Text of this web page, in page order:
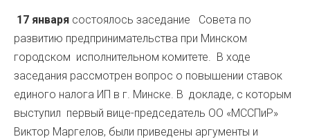
17 января состоялось заседание Совета по
развитию предпринимательства при Минском
городском исполнительном комитете. В ходе
заседания рассмотрен вопрос о повышении ставок
единого налога ИП в г. Минске. В докладе, с которым
выступил первый вице-председатель ОО «МССПиР»
Виктор Маргелов, были приведены аргументы и